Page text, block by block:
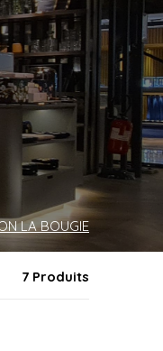
LA BOUGIE
7 Produits